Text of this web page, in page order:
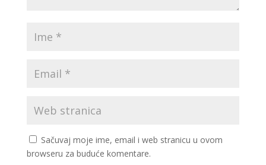
Sačuvaj moje ime, email i web stranicu u ovom
browseru za buduće komentare.